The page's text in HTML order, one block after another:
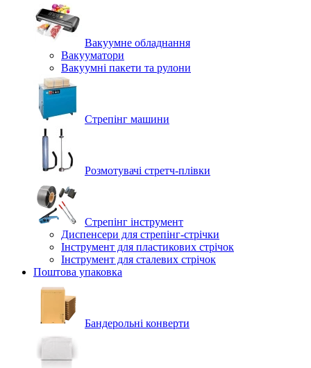
Вакуумне обладнання
Вакууматори
Вакуумні пакети та рулони
Стрепінг машини
Розмотувачі стретч-плівки
Стрепінг інструмент
Диспенсери для стрепінг-стрічки
Інструмент для пластикових стрічок
Інструмент для сталевих стрічок
Поштова упаковка
Бандерольні конверти